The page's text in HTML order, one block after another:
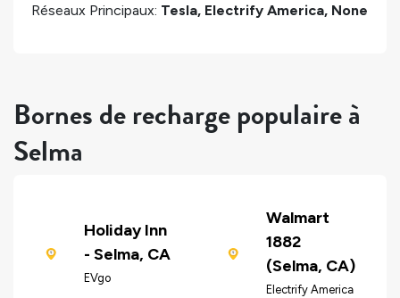
Réseaux Principaux: Tesla, Electrify America, None
Bornes de recharge populaire à
Selma
Holiday Inn
- Selma, CA
EVgo
Walmart
1882
(Selma, CA)
Electrify America